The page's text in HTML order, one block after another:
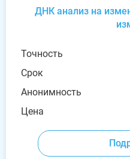
ДНК анализ на
Точность
Срок
Анонимность
Цена